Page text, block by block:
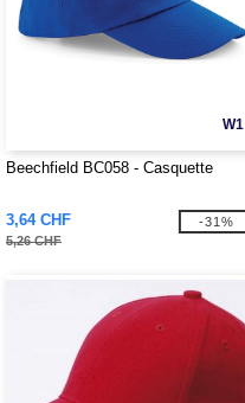
W1
Beechfield BC058 - Casquette
3,64 CHF
5,26 CHF
-31%